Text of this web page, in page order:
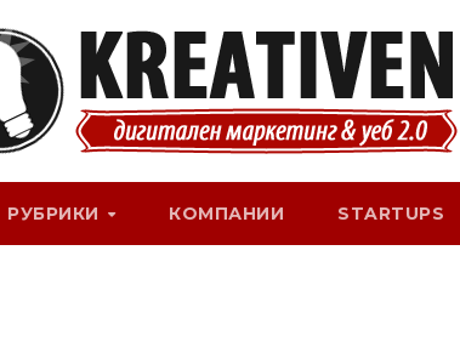
РУБРИКИ КОМПАНИИ STARTUPS